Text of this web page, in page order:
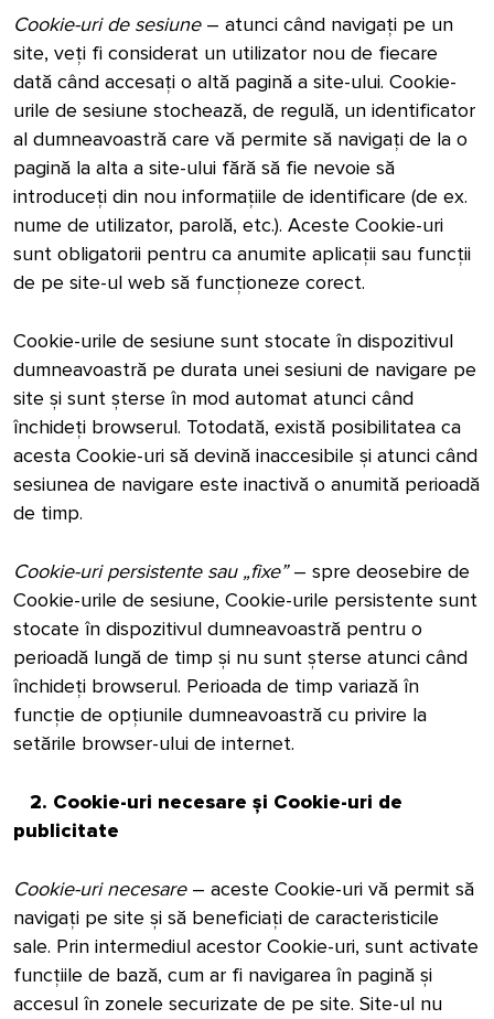
Cookie-uri de sesiune– atunci când navigați pe un
site, veți fi considerat un utilizator nou de fiecare
dată când accesați o altă pagină a site-ului. Cookie-
urile de sesiune stochează, de regulă, un identificator
al dumneavoastră care vă permite să navigați de la o
pagină la alta a site-ului fără să fie nevoie să
introduceți din nou informațiile de identificare (de ex.
nume de utilizator, parolă, etc.). Aceste Cookie-uri
sunt obligatorii pentru ca anumite aplicații sau funcții
de pe site-ul web să funcționeze corect.
Cookie-urile de sesiune sunt stocate în dispozitivul
dumneavoastră pe durata unei sesiuni de navigare pe
site și sunt șterse în mod automat atunci când
închideți browserul. Totodată, există posibilitatea ca
acesta Cookie-uri să devină inaccesibile și atunci când
sesiunea de navigare este inactivă o anumită perioadă
de timp.
Cookie-uri persistente sau „fixe”– spre deosebire de
Cookie-urile de sesiune, Cookie-urile persistente sunt
stocate în dispozitivul dumneavoastră pentru o
perioadă lungă de timp și nu sunt șterse atunci când
închideți browserul. Perioada de timp variază în
funcție de opțiunile dumneavoastră cu privire la
setările browser-ului de internet.
2. Cookie-uri necesare și Cookie-uri de
publicitate
Cookie-uri necesare– aceste Cookie-uri vă permit să
navigați pe site și să beneficiați de caracteristicile
sale. Prin intermediul acestor Cookie-uri, sunt activate
funcțiile de bază, cum ar fi navigarea în pagină și
accesul în zonele securizate de pe site. Site-ul nu